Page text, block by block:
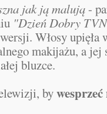
jak ją malują-
"Dzień Dobry
Włosy upięła
makijażu, a jej
bluzce.
by